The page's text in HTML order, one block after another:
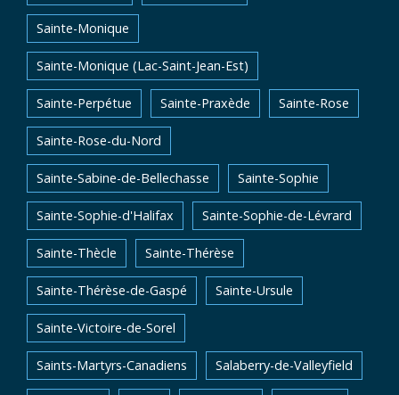
Sainte-Monique
Sainte-Monique (Lac-Saint-Jean-Est)
Sainte-Perpétue Sainte-Praxède Sainte-Rose
Sainte-Rose-du-Nord
Sainte-Sabine-de-Bellechasse Sainte-Sophie
Sainte-Sophie-d'Halifax Sainte-Sophie-de-Lévrard
Sainte-Thècle Sainte-Thérèse
Sainte-Thérèse-de-Gaspé Sainte-Ursule
Sainte-Victoire-de-Sorel
Saints-Martyrs-Canadiens Salaberry-de-Valleyfield